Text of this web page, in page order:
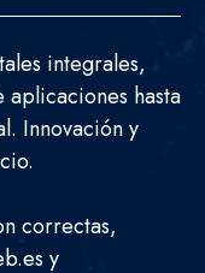
integrales,
hasta
Innovación y
correctas,
y